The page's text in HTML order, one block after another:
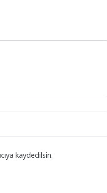
kaydedilsin.